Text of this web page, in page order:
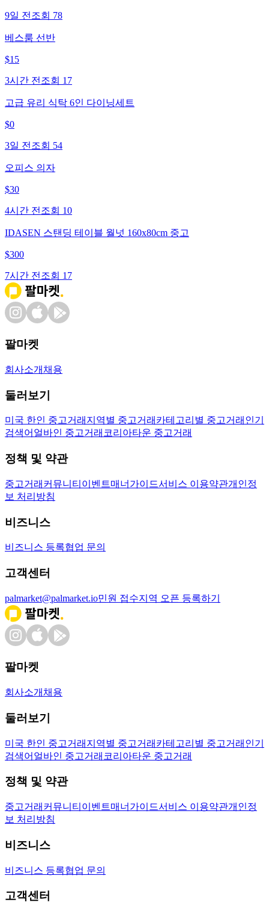
9일 전 조회 78
베스룸 선반
$15
3시간 전 조회 17
고급 유리 식탁 6인 다이닝세트
$0
3일 전 조회 54
오피스 의자
$30
4시간 전 조회 10
IDASEN 스탠딩 테이블 월넛 160x80cm 중고
$300
7시간 전 조회 17
팔마켓
회사소개 채용
둘러보기
미국 한인 중고거래 지역별 중고거래 카테고리별 중고거래 인기
검색어 얼바인 중고거래 코리아타운 중고거래
정책 및 약관
중고거래 커뮤니티 이벤트매너가이드서비스 이용약관개인정
보 처리방침
비즈니스
비즈니스 등록협업 문의
고객센터
palmarket@palmarket.io민원 접수지역 오픈 등록하기
팔마켓
회사소개 채용
둘러보기
미국 한인 중고거래 지역별 중고거래 카테고리별 중고거래 인기
검색어 얼바인 중고거래 코리아타운 중고거래
정책 및 약관
중고거래 커뮤니티 이벤트매너가이드서비스 이용약관개인정
보 처리방침
비즈니스
비즈니스 등록협업 문의
고객센터